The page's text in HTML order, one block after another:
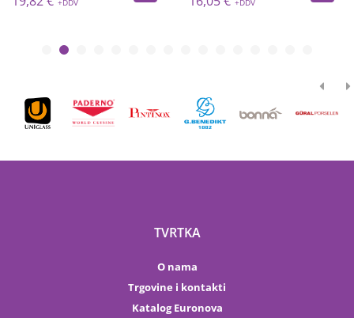
TVRTKA
O nama
Trgovine i kontakti
Katalog Euronova